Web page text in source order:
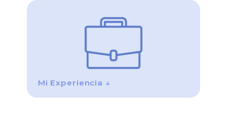
Mi Experiencia ↓